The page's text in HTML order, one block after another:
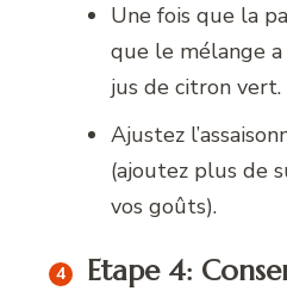
Une fois que la
que le mélange
jus de citron vert.
Ajustez
(ajoutez plus de
vos goûts).
Etape 4: